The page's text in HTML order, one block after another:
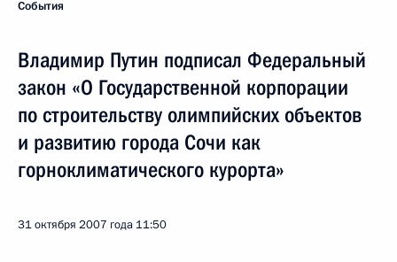
События
Владимир Путин подписал Федеральный
закон «О Государственной корпорации
по строительству олимпийских объектов
и развитию города Сочи как
горноклиматического курорта»
31 октября 2007 года 11:50